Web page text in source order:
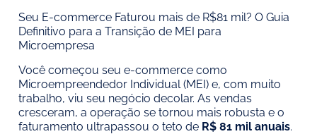
Seu E-commerce Faturou mais de R$81 mil? O Guia
Definitivo para a Transição de MEI para
Microempresa
Você começou seu e-commerce como
Microempreendedor Individual (MEI) e, com muito
trabalho, viu seu negócio decolar. As vendas
cresceram, a operação se tornou mais robusta e o
faturamento ultrapassou o teto de R$ 81 mil anuais.